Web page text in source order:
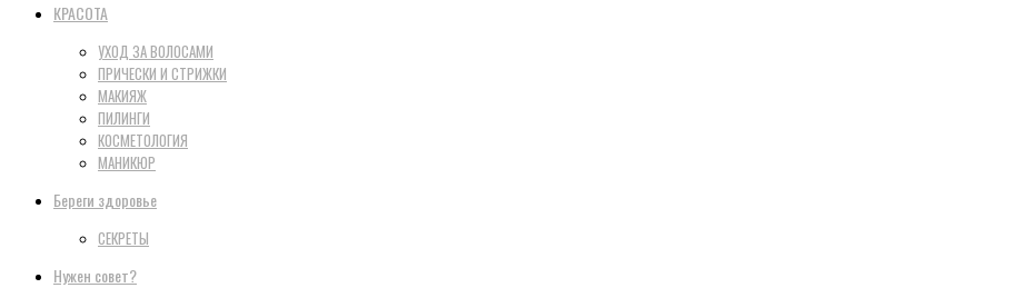
КРАСОТА
УХОД ЗА ВОЛОСАМИ
ПРИЧЕСКИ И СТРИЖКИ
МАКИЯЖ
ПИЛИНГИ
КОСМЕТОЛОГИЯ
МАНИКЮР
Береги здоровье
СЕКРЕТЫ
Нужен совет?